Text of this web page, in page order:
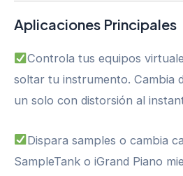
Aplicaciones Principales
Controla tus equipos
soltar tu instrumento. Cambia
un solo con distorsión al
Dispara samples o cambia
SampleTank o iGrand Piano